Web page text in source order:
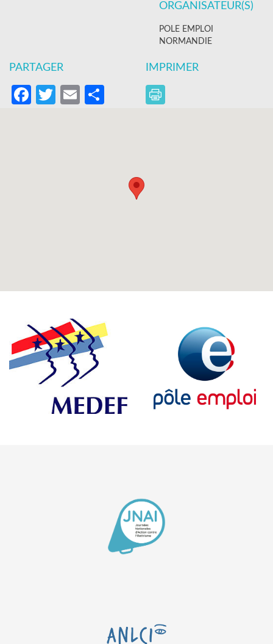
ORGANISATEUR(S)
POLE EMPLOI
NORMANDIE
PARTAGER
Facebook
Twitter
EmailPartager
IMPRIMER